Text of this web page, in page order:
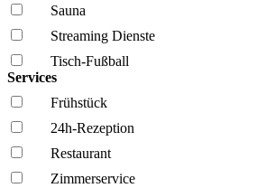
Sauna
Streaming Dienste
Tisch-Fußball
Services
Frühstück
24h-Rezeption
Restaurant
Zimmerservice